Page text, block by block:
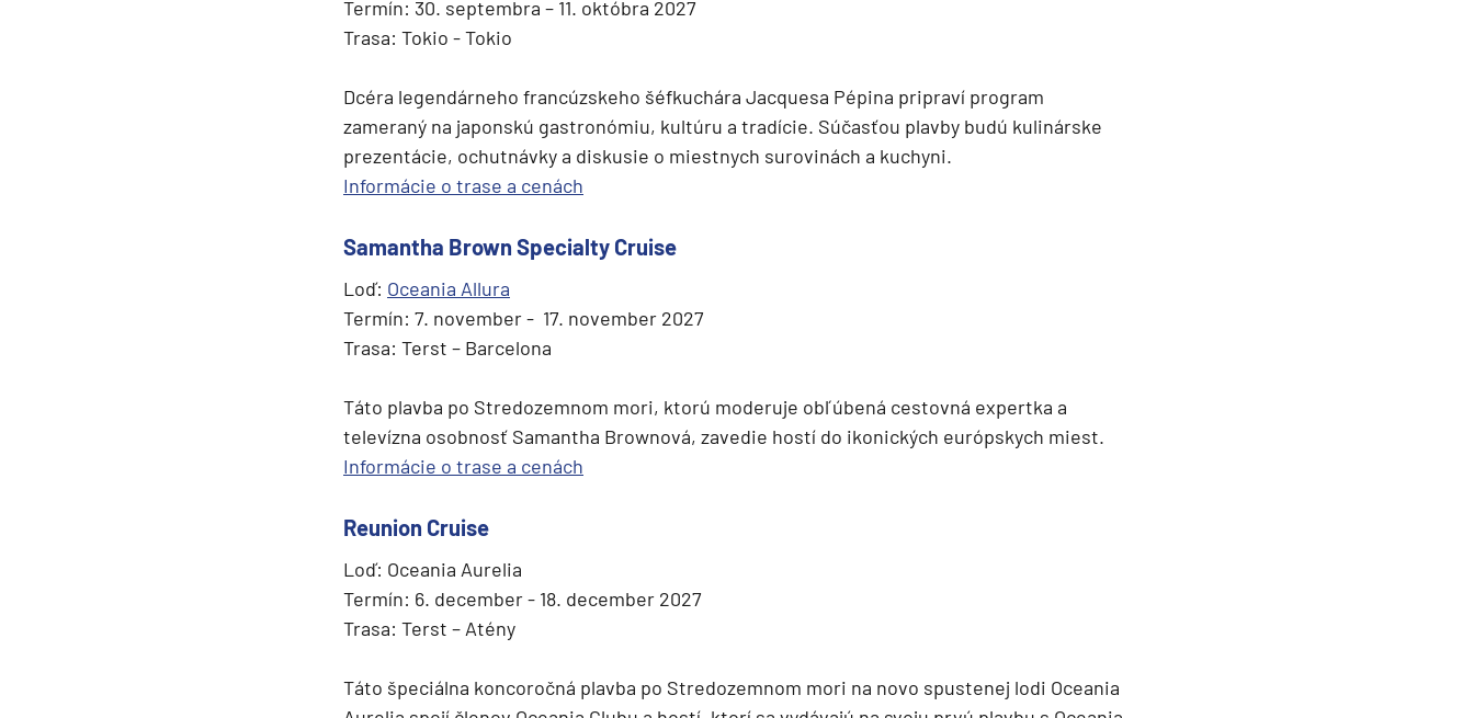
Termín: 30. septembra – 11. októbra 2027
Trasa: Tokio - Tokio
Dcéra legendárneho francúzskeho šéfkuchára Jacquesa Pépina pripraví program
zameraný na japonskú gastronómiu, kultúru a tradície. Súčasťou plavby budú kulinárske
prezentácie, ochutnávky a diskusie o miestnych surovinách a kuchyni.
Informácie o trase a cenách
Samantha Brown Specialty Cruise
Loď: Oceania Allura
Termín: 7. november - 17. november 2027
Trasa: Terst – Barcelona
Táto plavba po Stredozemnom mori, ktorú moderuje obľúbená cestovná expertka a
televízna osobnosť Samantha Brownová, zavedie hostí do ikonických európskych miest.
Informácie o trase a cenách
Reunion Cruise
Loď: Oceania Aurelia
Termín: 6. december - 18. december 2027
Trasa: Terst – Atény
Táto špeciálna koncoročná plavba po Stredozemnom mori na novo spustenej lodi Oceania